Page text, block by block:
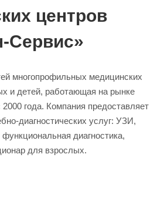
центров
Сервис»
многопрофильных медицинских
и детей, работающая на рынке
года. Компания предоставляет
диагностических услуг: УЗИ,
функциональная диагностика,
для взрослых.